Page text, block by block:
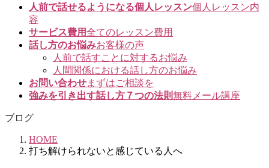
人前で話せるようになる個人レッスン個人レッスン内
容
サービス費用全てのレッスン費用
話し方のお悩みお客様の声
人前で話すことに対するお悩み
人間関係における話し方のお悩み
お問い合わせまずはご相談を
強みを引き出す話し方７つの法則無料メール講座
ブログ
HOME
打ち解けられないと感じている人へ